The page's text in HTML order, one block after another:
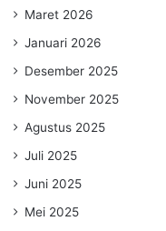
Maret 2026
Januari 2026
Desember 2025
November 2025
Agustus 2025
Juli 2025
Juni 2025
Mei 2025